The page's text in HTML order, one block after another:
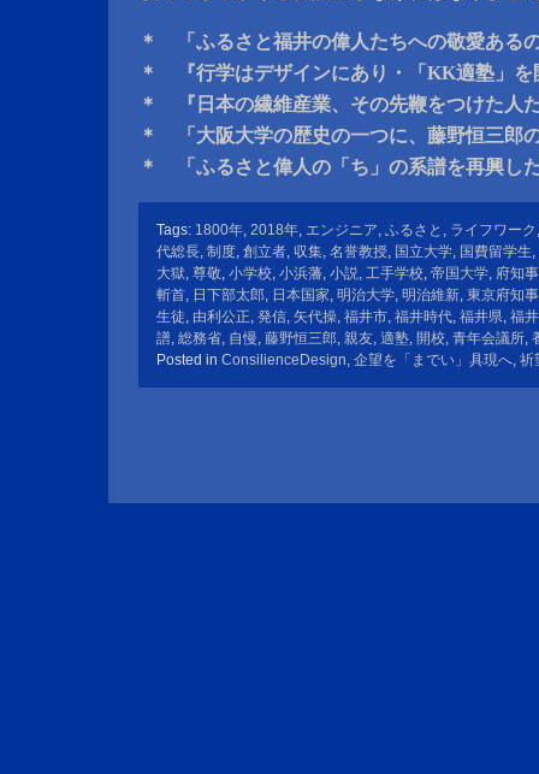
＊ 「ふるさと福井の偉人たちへの敬愛ある
＊ 『行学はデザインにあり・「KK適塾」を
＊ 『日本の繊維産業、その先鞭をつけた人
＊ 「大阪大学の歴史の一つに、藤野恒三郎
＊ 「ふるさと偉人の「ち」の系譜を再興し
Tags: 1800年, 2018年, エンジニア, ふるさと , ライフワーク
代総長, 制度, 創立者, 収集, 名誉教授, 国立大学, 国費留学生,
大獄, 尊敬, 小学校, 小浜藩, 小説, 工手学校, 帝国大学, 府知事
斬首, 日下部太郎, 日本国家, 明治大学, 明治維新, 東京府知事
生徒, 由利公正, 発信, 矢代操, 福井市, 福井時代, 福井県, 福
譜, 総務省, 自慢, 藤野恒三郎, 親友, 適塾, 開校, 青年会議所,
Posted in ConsilienceDesign, 企望を「までい」具現へ, 祈